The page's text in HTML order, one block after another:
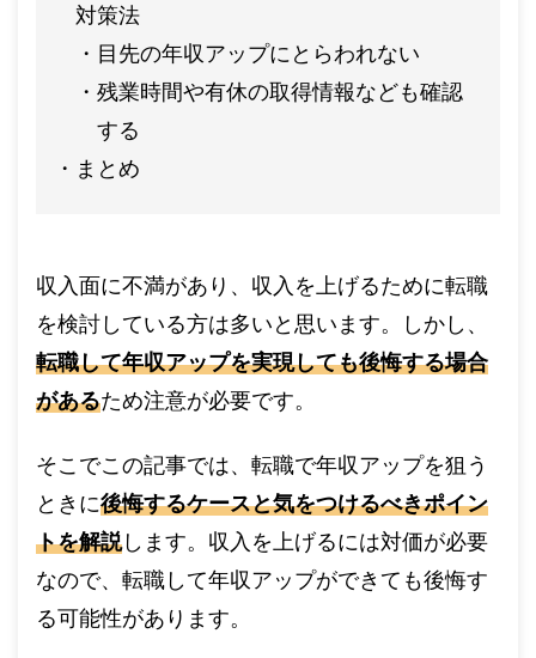
対策法
目先の年収アップにとらわれない
残業時間や有休の取得情報なども確認
する
まとめ
収入面に不満があり、収入を上げるために転職
を検討している方は多いと思います。しかし、
転職して年収アップを実現しても後悔する場合
があるため注意が必要です。
そこでこの記事では、転職で年収アップを狙う
ときに後悔するケースと気をつけるべきポイン
トを解説します。収入を上げるには対価が必要
なので、転職して年収アップができても後悔す
る可能性があります。